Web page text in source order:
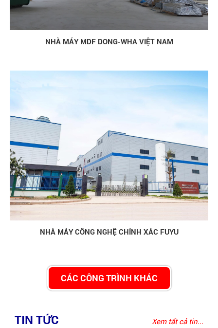
NHÀ MÁY MDF DONG-WHA VIỆT NAM
NHÀ MÁY CÔNG NGHỆ CHÍNH XÁC FUYU
CÁC CÔNG TRÌNH KHÁC
TIN TỨC Xem tất cả tin...